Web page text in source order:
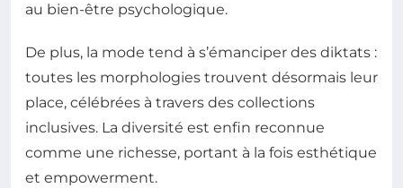
au bien-être psychologique.
De plus, la mode tend à s’émanciper des diktats :
toutes les morphologies trouvent désormais leur
place, célébrées à travers des collections
inclusives. La diversité est enfin reconnue
comme une richesse, portant à la fois esthétique
et empowerment.